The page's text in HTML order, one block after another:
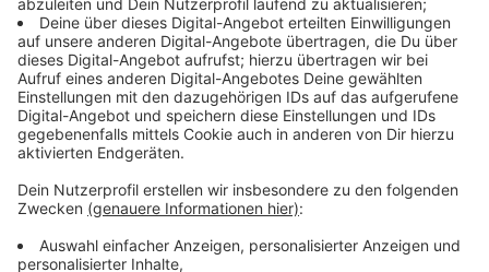
sondern ganz persönliche Geschichten - das ist „Fünf
für"!
Anzeige
Wir benötigen Ihre
Zustimmung, um den YouTube
Video-Service zu laden!